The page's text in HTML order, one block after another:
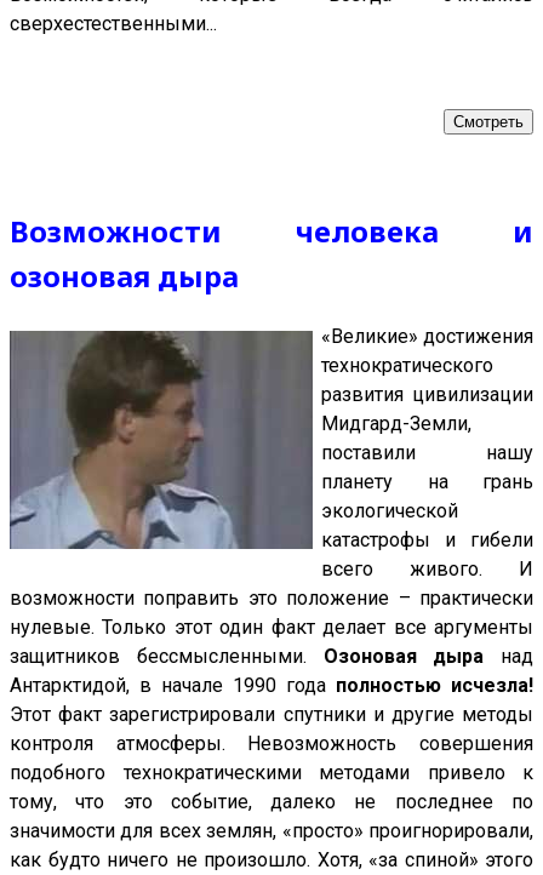
сверхестественными...
Смотреть
Возможности человека и
озоновая дыра
«Великие» достижения
технократического
развития цивилизации
Мидгард-Земли,
поставили нашу
планету на грань
экологической
катастрофы и гибели
всего живого. И
возможности поправить это положение – практически
нулевые. Только этот один факт делает все аргументы
защитников бессмысленными. Озоновая дыра над
Антарктидой, в начале 1990 года полностью исчезла!
Этот факт зарегистрировали спутники и другие методы
контроля атмосферы. Невозможность совершения
подобного технократическими методами привело к
тому, что это событие, далеко не последнее по
значимости для всех землян, «просто» проигнорировали,
как будто ничего не произошло. Хотя, «за спиной» этого